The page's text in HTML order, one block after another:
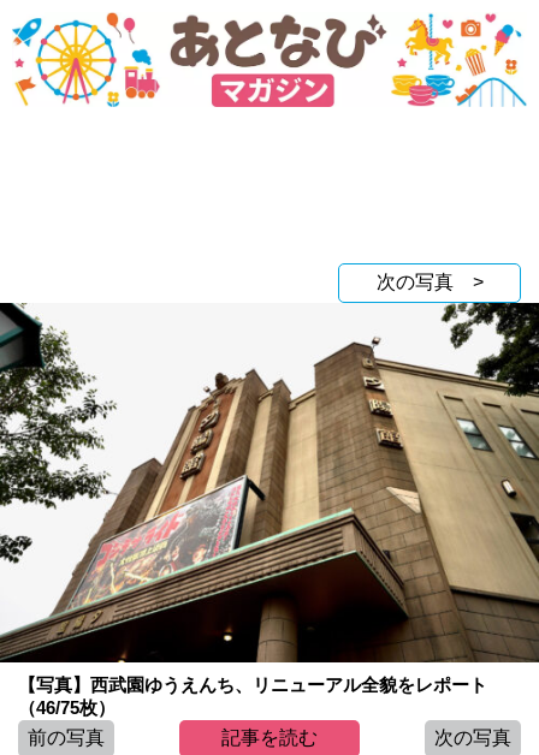
次の写真 >
【写真】西武園ゆうえんち、リニューアル全貌をレポート
（46/75枚）
前の写真
記事を読む 次の写真